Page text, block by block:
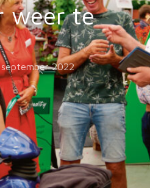
weer te
2022